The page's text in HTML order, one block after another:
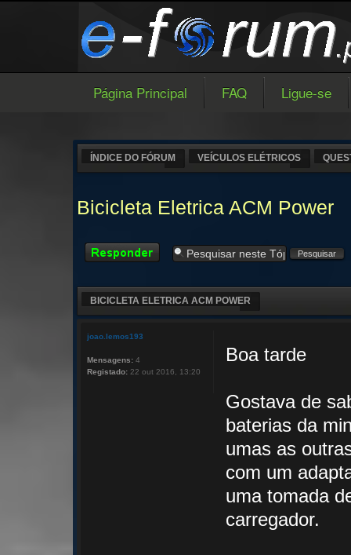
Página Principal FAQ Ligue-se
ÍNDICE DO FÓRUM VEÍCULOS ELÉTRICOS
Bicicleta Eletrica ACM Power
Responder
BICICLETA ELETRICA ACM POWER
Boa tarde
Gostava de
baterias da
umas as
com um
uma tomada
carregador.
joao.lemos193
Mensagens: 4
Registado: 22 out 2016, 13:20